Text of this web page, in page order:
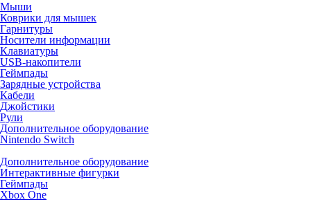
Мыши
Коврики для мышек
Гарнитуры
Носители информации
Клавиатуры
USB-накопители
Геймпады
Зарядные устройства
Кабели
Джойстики
Рули
Дополнительное оборудование
Nintendo Switch
Дополнительное оборудование
Интерактивные фигурки
Геймпады
Xbox One